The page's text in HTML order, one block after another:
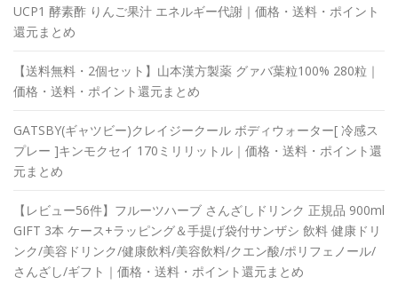
UCP1 酵素酢 りんご果汁 エネルギー代謝｜価格・送料・ポイント
還元まとめ
【送料無料・2個セット】山本漢方製薬 グァバ葉粒100% 280粒｜
価格・送料・ポイント還元まとめ
GATSBY(ギャツビー)クレイジークール ボディウォーター[ 冷感ス
プレー ]キンモクセイ 170ミリリットル｜価格・送料・ポイント還
元まとめ
【レビュー56件】フルーツハーブ さんざしドリンク 正規品 900ml
GIFT 3本 ケース+ラッピング＆手提げ袋付サンザシ 飲料 健康ドリ
ンク/美容ドリンク/健康飲料/美容飲料/クエン酸/ポリフェノール/
さんざし/ギフト｜価格・送料・ポイント還元まとめ